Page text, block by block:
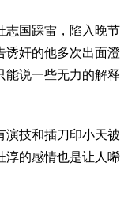
国踩雷，陷入晚节
诱奸的他多次出面澄
能说一些无力的解释
技和插刀印小天被
淳的感情也是让人唏